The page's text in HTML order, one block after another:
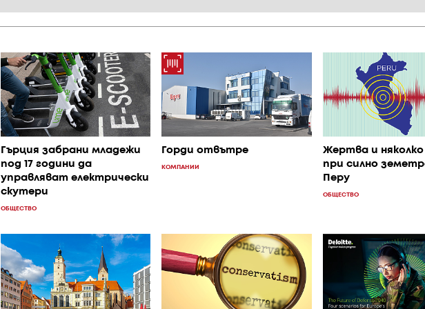
Гърция забрани младежи
под 17 години да
управляват електрически
скутери
ОБЩЕСТВО
Горди отвътре
КОМПАНИИ
Жертва и няколко
при силно
Перу
ОБЩЕСТВО